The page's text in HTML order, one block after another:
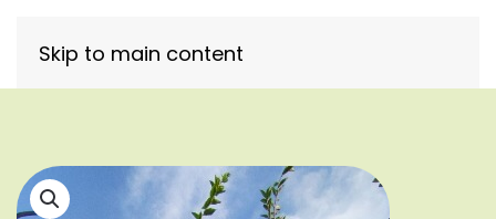
Skip to main content